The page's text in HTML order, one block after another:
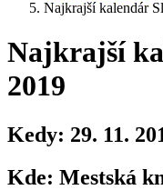
Najkrajší kalendár
Najkrajší
2019
Kedy: 29. 11.
Kde: Mestská